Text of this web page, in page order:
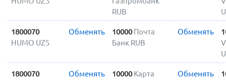
RUB
1800070
HUMO UZS
Обменять 10000 Почта
Банк RUB
Обменять
1800070
Обменять 10000 Карта
Обменять